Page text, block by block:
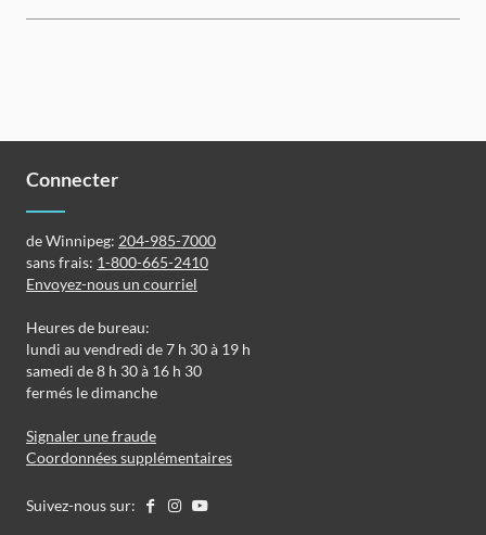
Connecter
de Winnipeg: 204-985-7000
sans frais: 1-800-665-2410
Envoyez-nous un courriel
Heures de bureau:
lundi au vendredi de 7 h 30 à 19 h
samedi de 8 h 30 à 16 h 30
fermés le dimanche
Signaler une fraude
Coordonnées supplémentaires
Suivez-nous sur: